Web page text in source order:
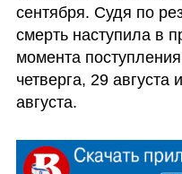
сентября. Судя по
смерть наступила в
момента
четверга, 29 августа
августа.